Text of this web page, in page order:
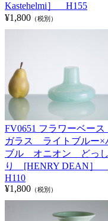
Kastehelmi］ H155
¥1,800 （税別）
FV0651 フラワーベー
ガラス ライトブルー×
ブル オニオン どっし
り [HENRY DEAN］
H110
¥1,800 （税別）